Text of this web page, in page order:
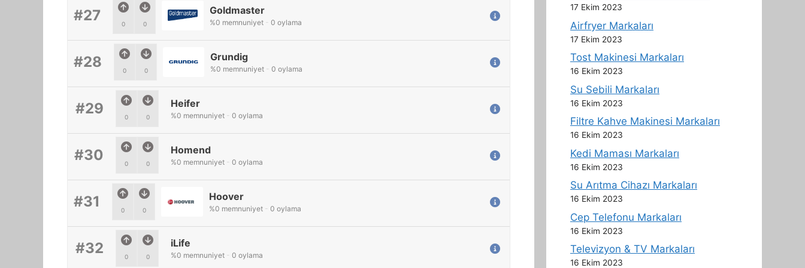
#27 0 0
Goldmaster
%0 memnuniyet - 0 oylama
#28 0 0
Grundig
%0 memnuniyet - 0 oylama
#29 0 0
Heifer
%0 memnuniyet - 0 oylama
#30 0 0
Homend
%0 memnuniyet - 0 oylama
#31 0 0
Hoover
%0 memnuniyet - 0 oylama
#32 0 0
iLife
%0 memnuniyet - 0 oylama
17 Ekim 2023
Airfryer Markaları
17 Ekim 2023
Tost Makinesi Markaları
16 Ekim 2023
Su Sebili Markaları
16 Ekim 2023
Filtre Kahve Makinesi Markaları
16 Ekim 2023
Kedi Maması Markaları
16 Ekim 2023
Su Arıtma Cihazı Markaları
16 Ekim 2023
Cep Telefonu Markaları
16 Ekim 2023
Televizyon & TV Markaları
16 Ekim 2023